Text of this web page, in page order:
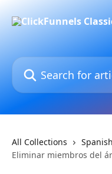
Search for articles...
All Collections
Eliminar miembros del